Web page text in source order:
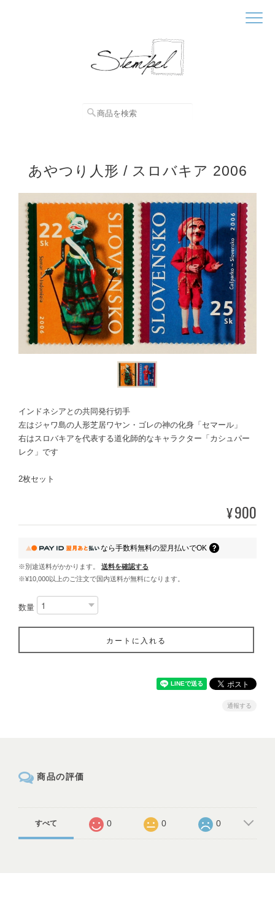
あやつり人形 / スロバキア 2006
インドネシアとの共同発行切手
左はジャワ島の人形芝居ワヤン・ゴレの神の化身「セマール」
右はスロバキアを代表する道化師的なキャラクター「カシュパー
レク」です
2枚セット
¥900
なら手数料無料の翌月払いでOK
※別途送料がかかります。
送料を確認する
※¥10,000以上のご注文で国内送料が無料になります。
数量
カートに入れる
通報する
商品の評価
すべて 0 0 0